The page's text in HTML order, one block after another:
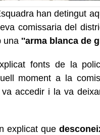
han detingut
comissaria del
una ''arma blanca de
fonts de la
moment a la
accedir i la va
explicat que